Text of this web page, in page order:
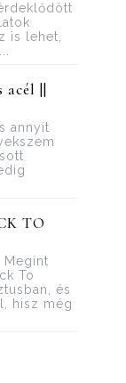
is lehet,
||
annyit
TO
Megint
To
és
hisz még